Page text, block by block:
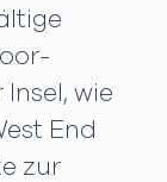
wie
End
zur